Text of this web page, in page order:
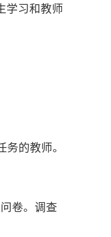
学习和教师
的教师。
卷。调查